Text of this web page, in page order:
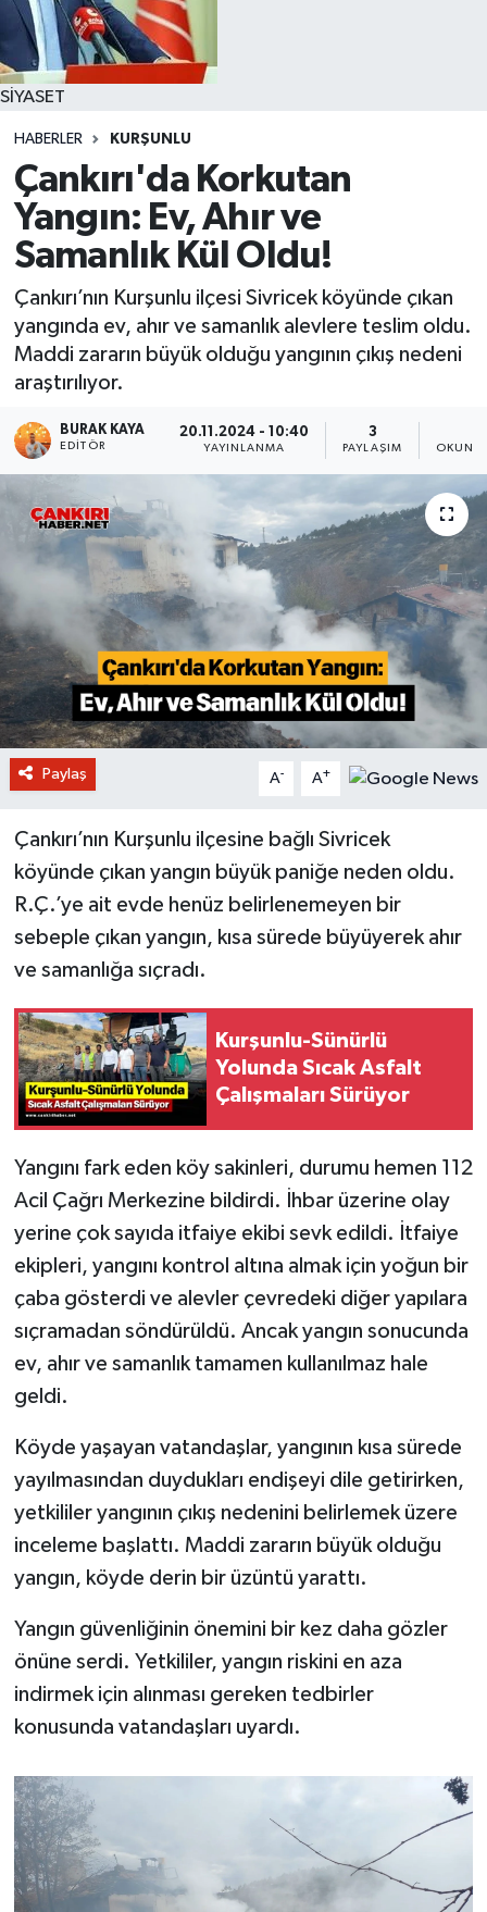
SİYASET
HABERLER KURŞUNLU
Çankırı'da Korkutan
Yangın: Ev, Ahır ve
Samanlık Kül Oldu!
Çankırı’nın Kurşunlu ilçesi Sivricek köyünde çıkan
yangında ev, ahır ve samanlık alevlere teslim oldu.
Maddi zararın büyük olduğu yangının çıkış nedeni
araştırılıyor.
BURAK KAYA
EDITÖR
20.11.2024 - 10:40
YAYINLANMA
3
PAYLAŞIM
Paylaş A- A+
Çankırı’nın Kurşunlu ilçesine bağlı Sivricek
köyünde çıkan yangın büyük paniğe neden oldu.
R.Ç.’ye ait evde henüz belirlenemeyen bir
sebeple çıkan yangın, kısa sürede büyüyerek ahır
ve samanlığa sıçradı.
Kurşunlu-Sünürlü
Yolunda Sıcak Asfalt
Çalışmaları Sürüyor
Yangını fark eden köy sakinleri, durumu hemen 112
Acil Çağrı Merkezine bildirdi. İhbar üzerine olay
yerine çok sayıda itfaiye ekibi sevk edildi. İtfaiye
ekipleri, yangını kontrol altına almak için yoğun bir
çaba gösterdi ve alevler çevredeki diğer yapılara
sıçramadan söndürüldü. Ancak yangın sonucunda
ev, ahır ve samanlık tamamen kullanılmaz hale
geldi.
Köyde yaşayan vatandaşlar, yangının kısa sürede
yayılmasından duydukları endişeyi dile getirirken,
yetkililer yangının çıkış nedenini belirlemek üzere
inceleme başlattı. Maddi zararın büyük olduğu
yangın, köyde derin bir üzüntü yarattı.
Yangın güvenliğinin önemini bir kez daha gözler
önüne serdi. Yetkililer, yangın riskini en aza
indirmek için alınması gereken tedbirler
konusunda vatandaşları uyardı.